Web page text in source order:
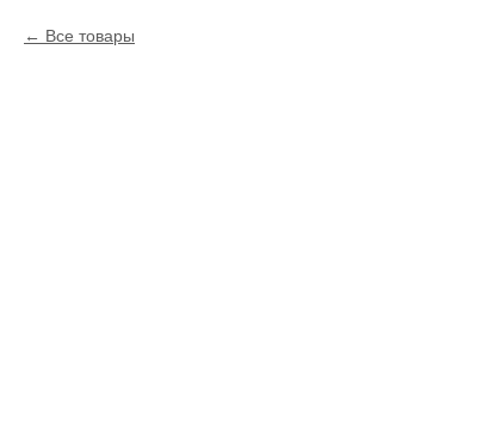
Все товары